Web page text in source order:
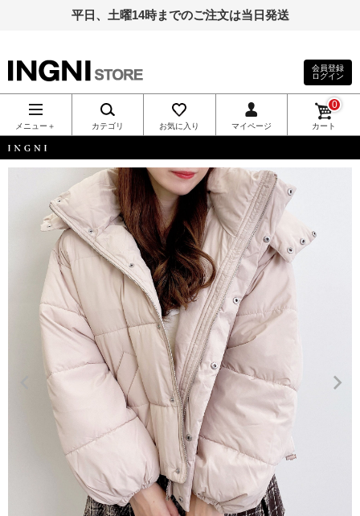
平日、土曜14時までのご注文は当日発送
INGNI（イン
グ）公式通
販｜INGNI
STORE
会員登録
ログイン
メニュー＋ カテゴリ お気に入り マイページ カート
0
INGNI